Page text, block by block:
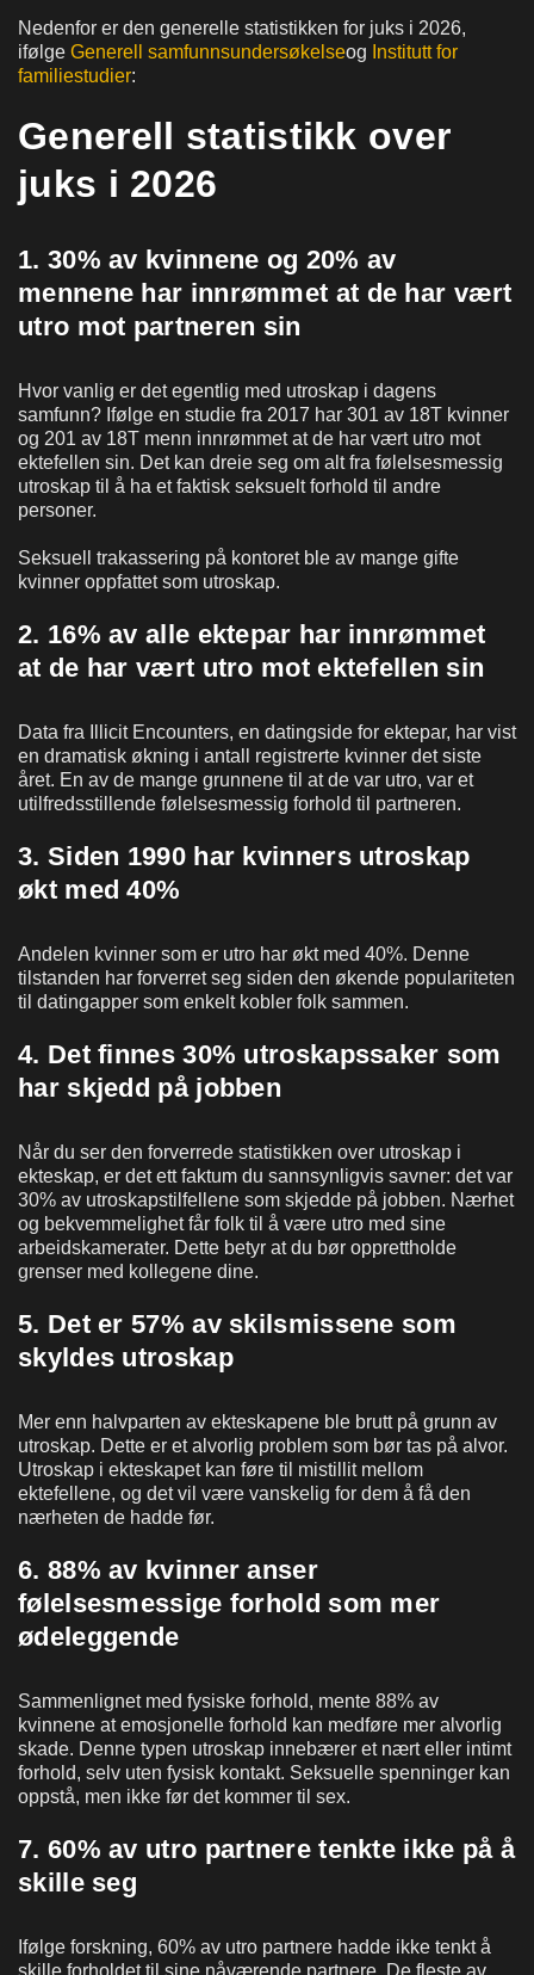
Nedenfor er den generelle statistikken for juks i 2026,
ifølge Generell samfunnsundersøkelseog Institutt for
familiestudier:
Generell statistikk over
juks i 2026
1. 30% av kvinnene og 20% av
mennene har innrømmet at de har vært
utro mot partneren sin
Hvor vanlig er det egentlig med utroskap i dagens
samfunn? Ifølge en studie fra 2017 har 301 av 18T kvinner
og 201 av 18T menn innrømmet at de har vært utro mot
ektefellen sin. Det kan dreie seg om alt fra følelsesmessig
utroskap til å ha et faktisk seksuelt forhold til andre
personer.
Seksuell trakassering på kontoret ble av mange gifte
kvinner oppfattet som utroskap.
2. 16% av alle ektepar har innrømmet
at de har vært utro mot ektefellen sin
Data fra Illicit Encounters, en datingside for ektepar, har vist
en dramatisk økning i antall registrerte kvinner det siste
året. En av de mange grunnene til at de var utro, var et
utilfredsstillende følelsesmessig forhold til partneren.
3. Siden 1990 har kvinners utroskap
økt med 40%
Andelen kvinner som er utro har økt med 40%. Denne
tilstanden har forverret seg siden den økende populariteten
til datingapper som enkelt kobler folk sammen.
4. Det finnes 30% utroskapssaker som
har skjedd på jobben
Når du ser den forverrede statistikken over utroskap i
ekteskap, er det ett faktum du sannsynligvis savner: det var
30% av utroskapstilfellene som skjedde på jobben. Nærhet
og bekvemmelighet får folk til å være utro med sine
arbeidskamerater. Dette betyr at du bør opprettholde
grenser med kollegene dine.
5. Det er 57% av skilsmissene som
skyldes utroskap
Mer enn halvparten av ekteskapene ble brutt på grunn av
utroskap. Dette er et alvorlig problem som bør tas på alvor.
Utroskap i ekteskapet kan føre til mistillit mellom
ektefellene, og det vil være vanskelig for dem å få den
nærheten de hadde før.
6. 88% av kvinner anser
følelsesmessige forhold som mer
ødeleggende
Sammenlignet med fysiske forhold, mente 88% av
kvinnene at emosjonelle forhold kan medføre mer alvorlig
skade. Denne typen utroskap innebærer et nært eller intimt
forhold, selv uten fysisk kontakt. Seksuelle spenninger kan
oppstå, men ikke før det kommer til sex.
7. 60% av utro partnere tenkte ikke på å
skille seg
Ifølge forskning, 60% av utro partnere hadde ikke tenkt å
skille forholdet til sine nåværende partnere. De fleste av